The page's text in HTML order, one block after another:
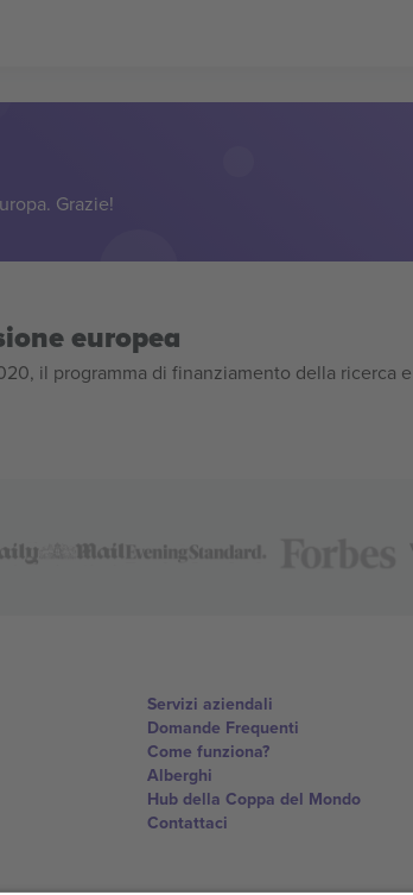
Grazie!
europea
il programma di finanziamento della ricerca e
Servizi aziendali
Domande Frequenti
Come funziona?
Alberghi
Hub della Coppa del Mondo
Contattaci